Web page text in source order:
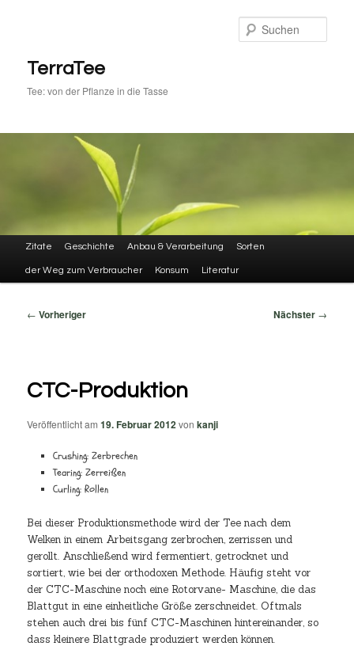
springen
TerraTee
Tee: von der Pflanze in die Tasse
Hauptmenü
Zitate Geschichte Anbau & Verarbeitung Sorten
der Weg zum Verbraucher Konsum Literatur
Beitragsnavigation
← Vorheriger Nächster →
CTC-Produktion
Veröffentlicht am19. Februar 2012vonkanji
Crushing: Zerbrechen
Tearing: Zerreißen
Curling: Rollen
Bei dieser Produktionsmethode wird der Tee nach dem
Welken in einem Arbeitsgang zerbrochen, zerrissen und
gerollt. Anschließend wird fermentiert, getrocknet und
sortiert, wie bei der orthodoxen Methode. Häufig steht vor
der CTC-Maschine noch eine Rotorvane- Maschine, die das
Blattgut in eine einheitliche Größe zerschneidet. Oftmals
stehen auch drei bis fünf CTC-Maschinen hintereinander, so
dass kleinere Blattgrade produziert werden können.